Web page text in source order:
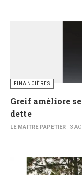
FINANCIÈRES
Greif améliore
dette
LE MAITRE PAPETIER 3